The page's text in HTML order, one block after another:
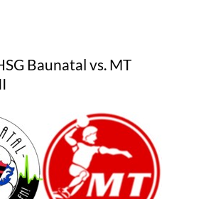
Baunatal vs. MT